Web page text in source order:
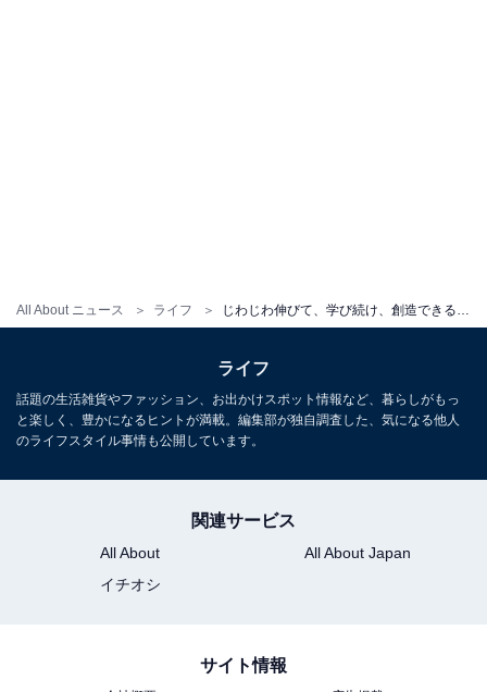
All About ニュース ライフ じわじわ伸びて、学び続け、創造できる子が育つ！ オルタナティブスクールの教育理念「自和自和」とは
た後スタッフになった人、元プロ野球の選手や青年海外
という上下関係はなく、フラットで、でも馴れ合うので
もなく、互いを尊重し合う仲間のような空気感が漂って
いました。
ライフ
話題の生活雑貨やファッション、お出かけスポット情報など、暮らしがもっ
と楽しく、豊かになるヒントが満載。編集部が独自調査した、気になる他人
のライフスタイル事情も公開しています。
関連サービス
All About
All About Japan
イチオシ
サイト情報